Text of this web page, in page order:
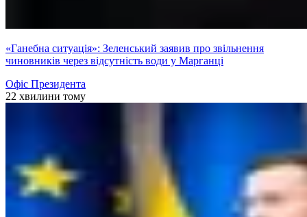
«Ганебна ситуація»: Зеленський заявив про звільнення
чиновників через відсутність води у Марганці
Офіс Президента
22 хвилини тому